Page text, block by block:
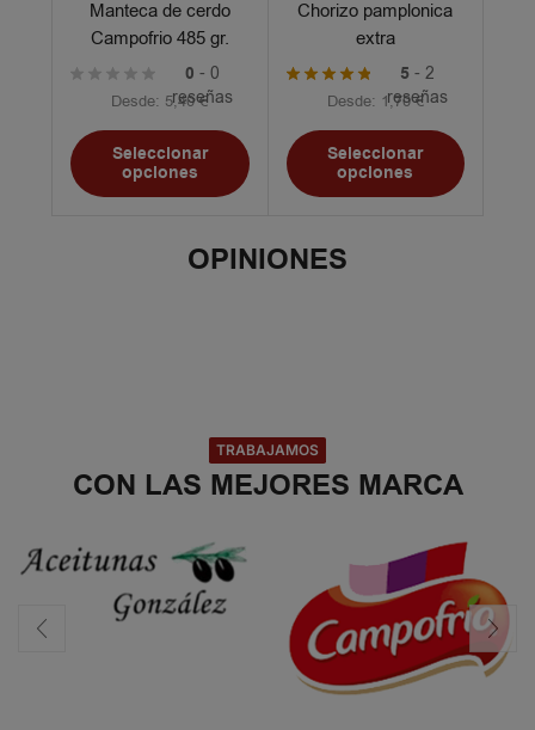
Manteca de cerdo
Campofrio 485 gr.
0 - 0
reseñas
Desde: 5,40€
Seleccionar
opciones
Chorizo pamplonica
extra
5 - 2
reseñas
Desde: 1,70€
Seleccionar
opciones
OPINIONES
TRABAJAMOS
CON LAS MEJORES MARCA